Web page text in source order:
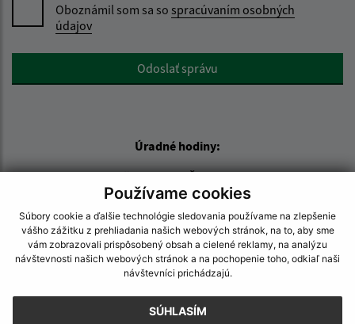
Používame cookies
Súbory cookie a ďalšie technológie sledovania používame na zlepšenie
vášho zážitku z prehliadania našich webových stránok, na to, aby sme
vám zobrazovali prispôsobený obsah a cielené reklamy, na analýzu
návštevnosti našich webových stránok a na pochopenie toho, odkiaľ naši
návštevníci prichádzajú.
SÚHLASÍM
Oboznámil som sa so spracúvaním osobných
údajov
Google reCaptcha ResponseOdoslať správu
Úradné hodiny:
Deň
Čas
Pondelok:
8:00 - 13:00
Utorok:
8:00 - 13:00
Streda:
8:00 - 13:00
Štvrtok:
8:00 - 13:00
Piatok:
8:00 - 13:00
Kontakt: